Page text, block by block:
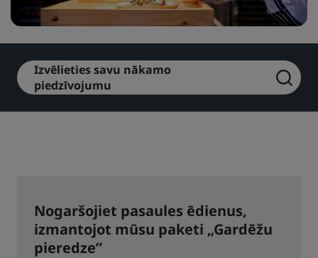
Park Plaza Park Inn by Radisson
Prize by Radisson Country Inn & Suites
Kunlun Golden Tulip
Viesnīcas pilsētas centrā
Apmeklējiet mūsu emuāru
Izvēlieties savu nākamo
piedzīvojumu
Nogaršojiet pasaules ēdienus,
izmantojot mūsu paketi „Gardēžu
pieredze”